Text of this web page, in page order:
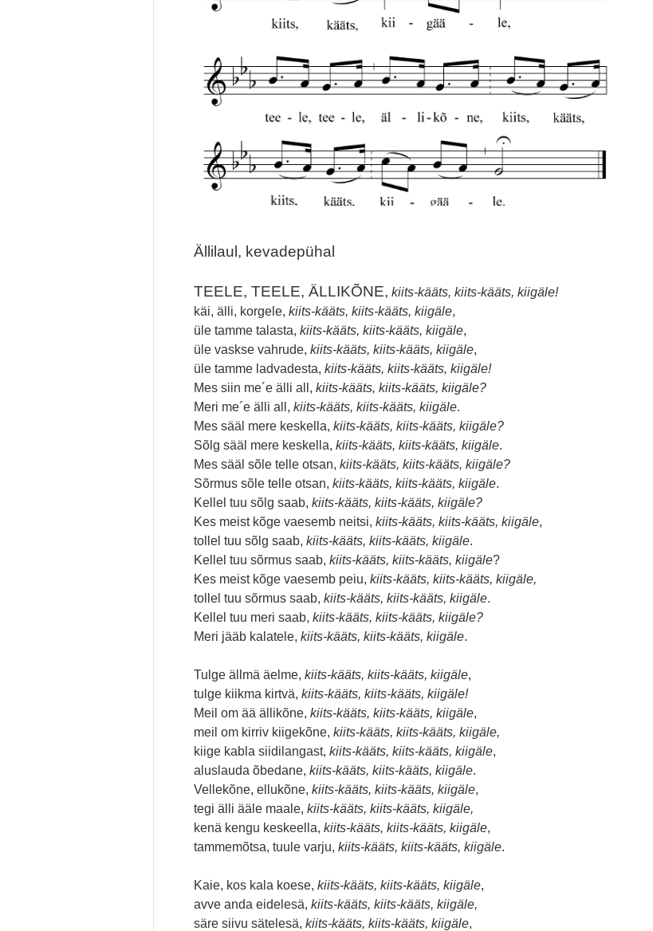
Ällilaul, kevadepühal
TEELE, TEELE, ÄLLIKÕNE, kiits-kääts, kiits-kääts, kiigäle!
käi, älli, korgele, kiits-kääts, kiits-kääts, kiigäle,
üle tamme talasta, kiits-kääts, kiits-kääts, kiigäle,
üle vaskse vahrude, kiits-kääts, kiits-kääts, kiigäle,
üle tamme ladvadesta, kiits-kääts, kiits-kääts, kiigäle!
Mes siin me´e älli all, kiits-kääts, kiits-kääts, kiigäle?
Meri me´e älli all, kiits-kääts, kiits-kääts, kiigäle.
Mes sääl mere keskella, kiits-kääts, kiits-kääts, kiigäle?
Sõlg sääl mere keskella, kiits-kääts, kiits-kääts, kiigäle.
Mes sääl sõle telle otsan, kiits-kääts, kiits-kääts, kiigäle?
Sõrmus sõle telle otsan, kiits-kääts, kiits-kääts, kiigäle.
Kellel tuu sõlg saab, kiits-kääts, kiits-kääts, kiigäle?
Kes meist kõge vaesemb neitsi, kiits-kääts, kiits-kääts, kiigäle,
tollel tuu sõlg saab, kiits-kääts, kiits-kääts, kiigäle.
Kellel tuu sõrmus saab, kiits-kääts, kiits-kääts, kiigäle?
Kes meist kõge vaesemb peiu, kiits-kääts, kiits-kääts, kiigäle,
tollel tuu sõrmus saab, kiits-kääts, kiits-kääts, kiigäle.
Kellel tuu meri saab, kiits-kääts, kiits-kääts, kiigäle?
Meri jääb kalatele, kiits-kääts, kiits-kääts, kiigäle.
Tulge ällmä äelme, kiits-kääts, kiits-kääts, kiigäle,
tulge kiikma kirtvä, kiits-kääts, kiits-kääts, kiigäle!
Meil om ää ällikõne, kiits-kääts, kiits-kääts, kiigäle,
meil om kirriv kiigekõne, kiits-kääts, kiits-kääts, kiigäle,
kiige kabla siidilangast, kiits-kääts, kiits-kääts, kiigäle,
aluslauda õbedane, kiits-kääts, kiits-kääts, kiigäle.
Vellekõne, ellukõne, kiits-kääts, kiits-kääts, kiigäle,
tegi älli ääle maale, kiits-kääts, kiits-kääts, kiigäle,
kenä kengu keskeella, kiits-kääts, kiits-kääts, kiigäle,
tammemõtsa, tuule varju, kiits-kääts, kiits-kääts, kiigäle.
Kaie, kos kala koese, kiits-kääts, kiits-kääts, kiigäle,
avve anda eidelesä, kiits-kääts, kiits-kääts, kiigäle,
säre siivu sätelesä, kiits-kääts, kiits-kääts, kiigäle,